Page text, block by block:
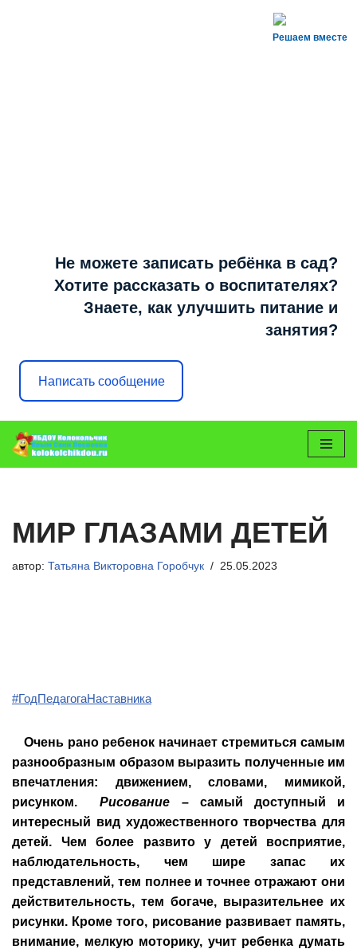
Решаем вместе
Не можете записать ребёнка в сад?
Хотите рассказать о воспитателях?
Знаете, как улучшить питание и
занятия?
Написать сообщение
МИР ГЛАЗАМИ ДЕТЕЙ
автор: Татьяна Викторовна Горобчук 25.05.2023
#ГодПедагогаНаставника
Очень рано ребенок начинает стремиться самым
разнообразным образом выразить полученные им
впечатления: движением, словами, мимикой,
рисунком.Рисование – самый доступный и
интересный вид художественного творчества для
детей. Чем более развито у детей восприятие,
наблюдательность, чем шире запас их
представлений, тем полнее и точнее отражают они
действительность, тем богаче, выразительнее их
рисунки. Кроме того, рисование развивает память,
внимание, мелкую моторику, учит ребенка думать